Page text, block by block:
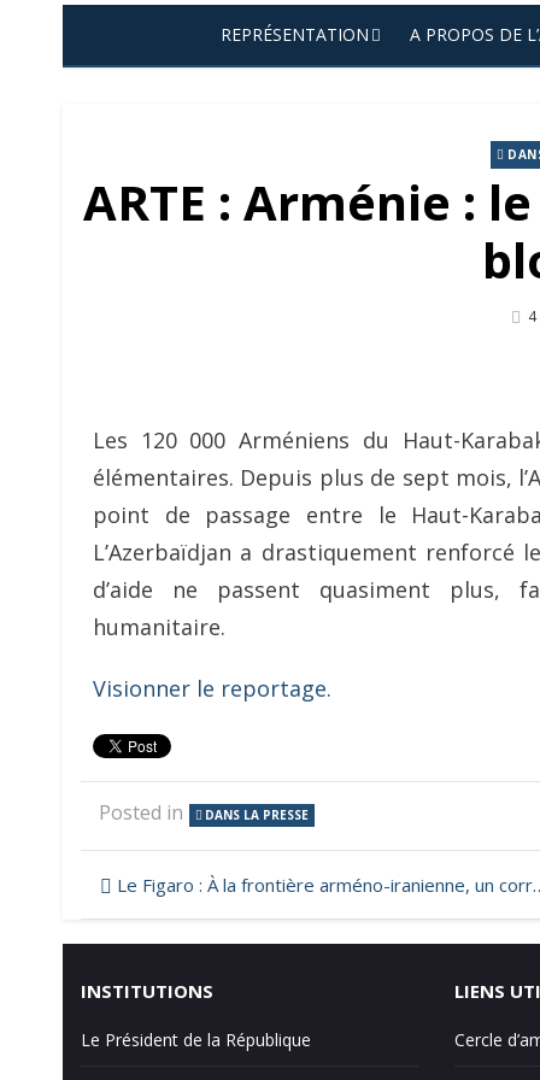
REPRÉSENTATION A PROPOS DE
ARTE : Arménie :
Les 120 000 Arméniens du Haut-
élémentaires. Depuis plus de sept mois,
point de passage entre le Haut-
L’Azerbaïdjan a drastiquement renforcé
d’aide ne passent quasiment plus,
humanitaire.
Visionner le reportage.
Posted in DANS LA PRESSE
Navigation
de
l’article
Le Figaro : À la frontière arméno-iranienne, un corridor au cœur des convoitises
INSTITUTIONS
Le Président de la République
LIENS
Cercle